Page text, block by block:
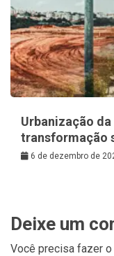
Urbanização
transformação
6 de dezembro de
Deixe um
Você precisa fazer o